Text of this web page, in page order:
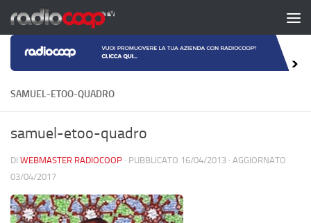
Salta al contenuto
SAMUEL-ETOO-QUADRO
samuel-etoo-quadro
DI WEBMASTER RADIOCOOP · PUBBLICATO 16/04/2013 · AGGIORNATO
03/04/2017